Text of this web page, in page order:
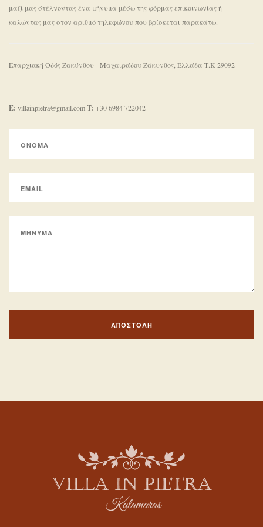
μαζί μας στέλνοντας ένα μήνυμα μέσω της φόρμας επικοινωνίας ή
καλώντας μας στον αριθμό τηλεφώνου που βρίσκεται παρακάτω.
Επαρχιακή Οδός Ζακύνθου - Μαχαιράδου Ζάκυνθος, Ελλάδα Τ.Κ 29092
E: villainpietra@gmail.comΤ: +30 6984 722042
ΑΠΟΣΤΟΛΉ